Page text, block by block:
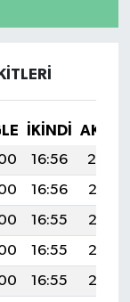
İKINDI
16:56
20:19
16:56
20:18
16:55
20:17
16:55
20:16
16:55
20:15